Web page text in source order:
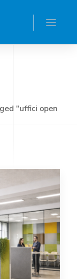
"uffici open